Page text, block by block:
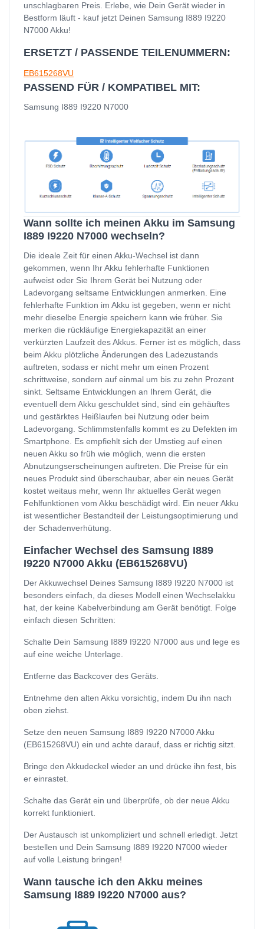
unschlagbaren Preis. Erlebe, wie Dein Gerät wieder in
Bestform läuft - kauf jetzt Deinen Samsung I889 I9220
N7000 Akku!
ERSETZT / PASSENDE TEILENUMMERN:
EB615268VU
PASSEND FÜR / KOMPATIBEL MIT:
Samsung I889 I9220 N7000
Wann sollte ich meinen Akku im Samsung
I889 I9220 N7000 wechseln?
Die ideale Zeit für einen Akku-Wechsel ist dann
gekommen, wenn Ihr Akku fehlerhafte Funktionen
aufweist oder Sie Ihrem Gerät bei Nutzung oder
Ladevorgang seltsame Entwicklungen anmerken. Eine
fehlerhafte Funktion im Akku ist gegeben, wenn er nicht
mehr dieselbe Energie speichern kann wie früher. Sie
merken die rückläufige Energiekapazität an einer
verkürzten Laufzeit des Akkus. Ferner ist es möglich, dass
beim Akku plötzliche Änderungen des Ladezustands
auftreten, sodass er nicht mehr um einen Prozent
schrittweise, sondern auf einmal um bis zu zehn Prozent
sinkt. Seltsame Entwicklungen an Ihrem Gerät, die
eventuell dem Akku geschuldet sind, sind ein gehäuftes
und gestärktes Heißlaufen bei Nutzung oder beim
Ladevorgang. Schlimmstenfalls kommt es zu Defekten im
Smartphone. Es empfiehlt sich der Umstieg auf einen
neuen Akku so früh wie möglich, wenn die ersten
Abnutzungserscheinungen auftreten. Die Preise für ein
neues Produkt sind überschaubar, aber ein neues Gerät
kostet weitaus mehr, wenn Ihr aktuelles Gerät wegen
Fehlfunktionen vom Akku beschädigt wird. Ein neuer Akku
ist wesentlicher Bestandteil der Leistungsoptimierung und
der Schadenverhütung.
Einfacher Wechsel des Samsung I889
I9220 N7000 Akku (EB615268VU)
Der Akkuwechsel Deines Samsung I889 I9220 N7000 ist
besonders einfach, da dieses Modell einen Wechselakku
hat, der keine Kabelverbindung am Gerät benötigt. Folge
einfach diesen Schritten:
Schalte Dein Samsung I889 I9220 N7000 aus und lege es
auf eine weiche Unterlage.
Entferne das Backcover des Geräts.
Entnehme den alten Akku vorsichtig, indem Du ihn nach
oben ziehst.
Setze den neuen Samsung I889 I9220 N7000 Akku
(EB615268VU) ein und achte darauf, dass er richtig sitzt.
Bringe den Akkudeckel wieder an und drücke ihn fest, bis
er einrastet.
Schalte das Gerät ein und überprüfe, ob der neue Akku
korrekt funktioniert.
Der Austausch ist unkompliziert und schnell erledigt. Jetzt
bestellen und Dein Samsung I889 I9220 N7000 wieder
auf volle Leistung bringen!
Wann tausche ich den Akku meines
Samsung I889 I9220 N7000 aus?